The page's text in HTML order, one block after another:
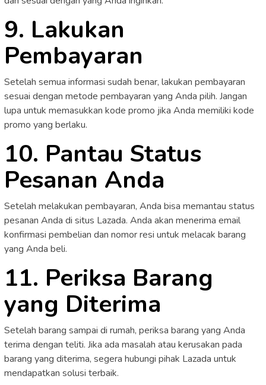
9. Lakukan
Pembayaran
Setelah semua informasi sudah benar, lakukan pembayaran
sesuai dengan metode pembayaran yang Anda pilih. Jangan
lupa untuk memasukkan kode promo jika Anda memiliki kode
promo yang berlaku.
10. Pantau Status
Pesanan Anda
Setelah melakukan pembayaran, Anda bisa memantau status
pesanan Anda di situs Lazada. Anda akan menerima email
konfirmasi pembelian dan nomor resi untuk melacak barang
yang Anda beli.
11. Periksa Barang
yang Diterima
Setelah barang sampai di rumah, periksa barang yang Anda
terima dengan teliti. Jika ada masalah atau kerusakan pada
barang yang diterima, segera hubungi pihak Lazada untuk
mendapatkan solusi terbaik.